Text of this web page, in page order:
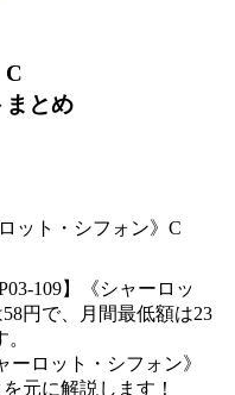
C
まとめ
109】《シャーロッ
円で、月間最低額は23
ーロット・シフォン》
元に解説します！